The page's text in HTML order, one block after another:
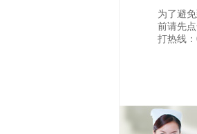
为了避
前请先
打热线：